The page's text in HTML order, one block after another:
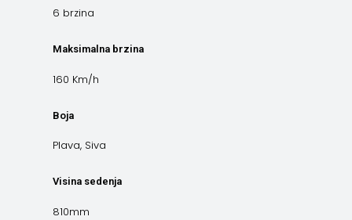
6 brzina
Maksimalna brzina
160 Km/h
Boja
Plava, Siva
Visina sedenja
810mm